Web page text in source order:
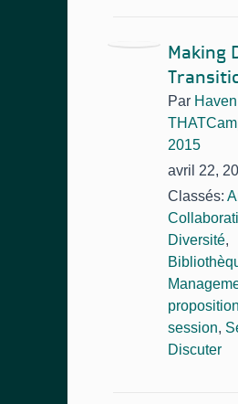
Making
Par
2015
avril 22,
Classés:
Diversité,
session,
Discuter